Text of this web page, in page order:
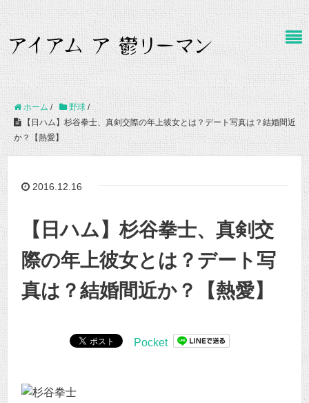
ホーム / 野球 /
【日ハム】杉谷拳士、真剣交際の年上彼女とは？デート写真は？結婚間近
か？【熱愛】
2016.12.16
【日ハム】杉谷拳士、真剣交
際の年上彼女とは？デート写
真は？結婚間近か？【熱愛】
Pocket